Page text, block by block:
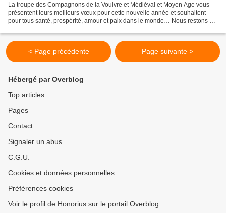
La troupe des Compagnons de la Vouivre et Médiéval et Moyen Age vous
présentent leurs meilleurs vœux pour cette nouvelle année et souhaitent
pour tous santé, prospérité, amour et paix dans le monde… Nous restons à
< Page précédente Page suivante >
Hébergé par Overblog
Top articles
Pages
Contact
Signaler un abus
C.G.U.
Cookies et données personnelles
Préférences cookies
Voir le profil de Honorius sur le portail Overblog